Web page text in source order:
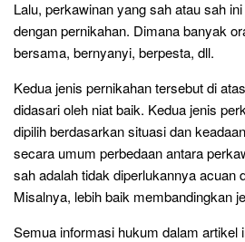
Lalu, perkawinan yang sah atau sah
dengan pernikahan. Dimana banyak
bersama, bernyanyi, berpesta, dll.
Kedua jenis pernikahan tersebut di
didasari oleh niat baik. Kedua jenis
dipilih berdasarkan situasi dan
secara umum perbedaan antara
sah adalah tidak diperlukannya acuan
Misalnya, lebih baik membandingkan
Semua informasi hukum dalam artikel